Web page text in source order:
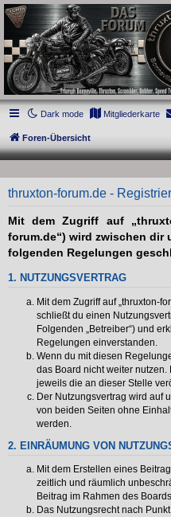
thruxton-
DAS FORUM! Alles rund um die
die New Bonneville Baureihen ab
Scrambler, Bobber, Speed Twin, Street
und Speedmaster.
Dark mode
Mitgliederkarte
Foren-Übersicht
thruxton-forum.de -
Mit dem Zugriff auf
forum.de“) wird zwischen dir
folgenden Regelungen
1. NUTZUNGSVERTRAG
Mit dem Zugriff auf „thruxton-
schließt du einen
Folgenden „Betreiber“) und
Regelungen einverstanden.
Wenn du mit diesen
das Board nicht weiter
jeweils die an dieser Stelle
Der Nutzungsvertrag wird auf
von beiden Seiten ohne
werden.
2. EINRÄUMUNG VON
Mit dem Erstellen eines
zeitlich und räumlich
Beitrag im Rahmen des
Das Nutzungsrecht nach